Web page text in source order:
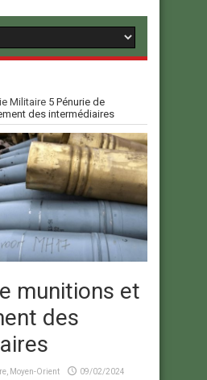
Militaire 5 Pénurie de
des intermédiaires
munitions et
des
Moyen-Orient 09/02/2024